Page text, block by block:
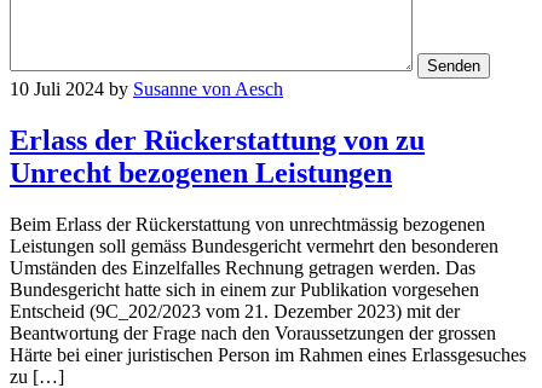
10 Juli 2024 by Susanne von Aesch
Erlass der Rückerstattung von zu
Unrecht bezogenen Leistungen
Beim Erlass der Rückerstattung von unrechtmässig bezogenen
Leistungen soll gemäss Bundesgericht vermehrt den besonderen
Umständen des Einzelfalles Rechnung getragen werden. Das
Bundesgericht hatte sich in einem zur Publikation vorgesehen
Entscheid (9C_202/2023 vom 21. Dezember 2023) mit der
Beantwortung der Frage nach den Voraussetzungen der grossen
Härte bei einer juristischen Person im Rahmen eines Erlassgesuches
zu […]